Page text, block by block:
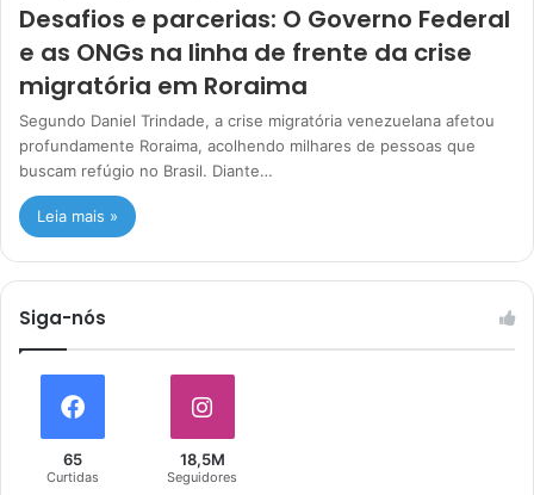
Desafios e parcerias: O Governo Federal
e as ONGs na linha de frente da crise
migratória em Roraima
Segundo Daniel Trindade, a crise migratória venezuelana afetou
profundamente Roraima, acolhendo milhares de pessoas que
buscam refúgio no Brasil. Diante…
Leia mais »
Siga-nós
65
Curtidas
18,5M
Seguidores